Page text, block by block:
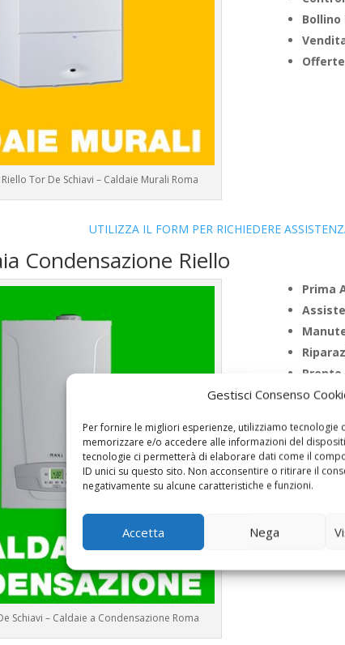
Gestisci Consenso
Per fornire le migliori esperienze, utilizziamo tecnologie
memorizzare e/o accedere alle informazioni del
tecnologie ci permetterà di elaborare dati come il
ID unici su questo sito. Non acconsentire o ritirare il
negativamente su alcune caratteristiche e funzioni.
Accetta Nega
Tor De Schiavi – Caldaie Murali Roma
Bollino
Offerte
UTILIZZA IL FORM PER RICHIEDERE
Condensazione Riello
Schiavi – Caldaie a Condensazione Roma
Prima
Bollino